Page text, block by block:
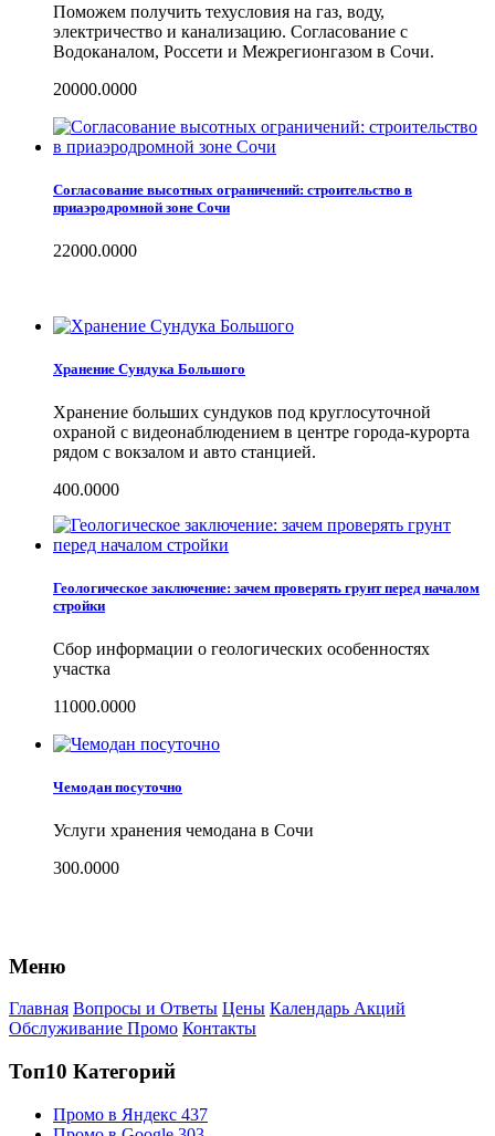
Поможем получить техусловия на газ, воду,
электричество и канализацию. Согласование с
Водоканалом, Россети и Межрегионгазом в Сочи.
20000.0000
Согласование высотных ограничений: строительство в
приаэродромной зоне Сочи
22000.0000
Хранение Сундука Большого
Хранение больших сундуков под круглосуточной
охраной с видеонаблюдением в центре города-курорта
рядом с вокзалом и авто станцией.
400.0000
Геологическое заключение: зачем проверять грунт перед началом
стройки
Сбор информации о геологических особенностях
участка
11000.0000
Чемодан посуточно
Услуги хранения чемодана в Сочи
300.0000
Меню
Главная Вопросы и Ответы Цены Календарь Акций
Обслуживание Промо Контакты
Топ10 Категорий
Промо в Яндекс 437